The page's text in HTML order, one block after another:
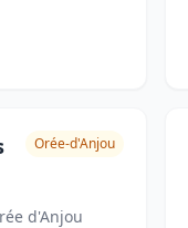
Orée-d'Anjou
d'Anjou